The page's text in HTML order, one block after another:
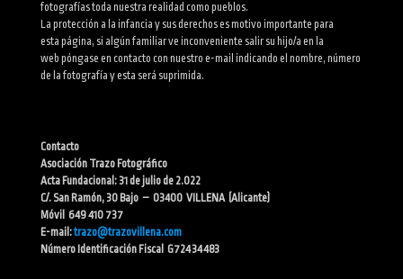
fotografías toda nuestra realidad como pueblos.
La protección a la infancia y sus derechos es motivo importante para
esta página, si algún familiar ve inconveniente salir su hijo/a en la
web póngase en contacto con nuestro e-mail indicando el nombre, número
de la fotografía y esta será suprimida.
Contacto
Asociación Trazo Fotográfico
Acta Fundacional: 31 de julio de 2.022
C/. San Ramón, 30 Bajo – 03400 VILLENA (Alicante)
Móvil 649 410 737
E-mail:trazo@trazovillena.com
Número Identificación Fiscal G72434483